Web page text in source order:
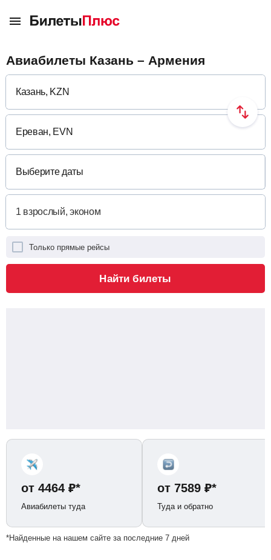
Авиабилеты Казань – Армения
Выберите даты
Только прямые рейсы
Найти билеты
от 4464 ₽*
Авиабилеты туда
от 7589 ₽*
Туда и обратно
*Найденные на нашем сайте за последние 7 дней